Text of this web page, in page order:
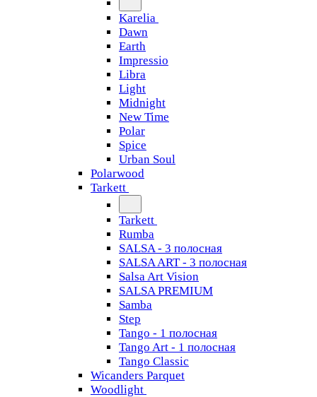
Karelia
Dawn
Earth
Impressio
Libra
Light
Midnight
New Time
Polar
Spice
Urban Soul
Polarwood
Tarkett
Tarkett
Rumba
SALSA - 3 полосная
SALSA ART - 3 полосная
Salsa Art Vision
SALSA PREMIUM
Samba
Step
Tango - 1 полосная
Tango Art - 1 полосная
Tango Classiс
Wicanders Parquet
Woodlight